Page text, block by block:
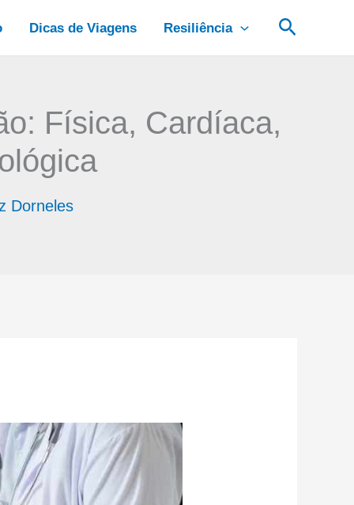
Dicas de Viagens Resiliência
Física, Cardíaca,
Dorneles